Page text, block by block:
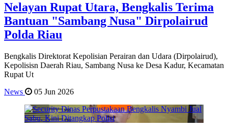
Nelayan Rupat Utara, Bengkalis Terima
Bantuan "Sambang Nusa" Dirpolairud
Polda Riau
Bengkalis Direktorat Kepolisian Perairan dan Udara (Dirpolairud),
Kepolisisn Daerah Riau, Sambang Nusa ke Desa Kadur, Kecamatan
Rupat Ut
News
05 Jun 2026